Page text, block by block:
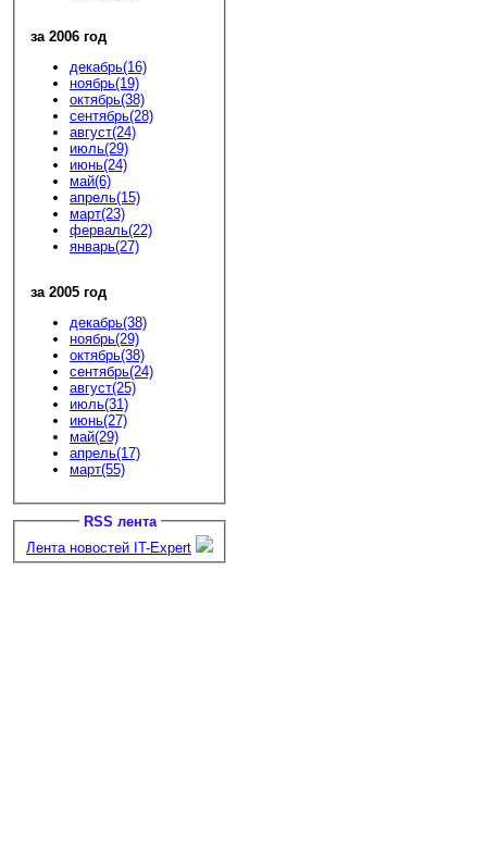
за 2006 год
декабрь(16)
ноябрь(19)
октябрь(38)
сентябрь(28)
август(24)
июль(29)
июнь(24)
май(6)
апрель(15)
март(23)
ферваль(22)
январь(27)
за 2005 год
декабрь(38)
ноябрь(29)
октябрь(38)
сентябрь(24)
август(25)
июль(31)
июнь(27)
май(29)
апрель(17)
март(55)
RSS лента
Лента новостей IT-Expert